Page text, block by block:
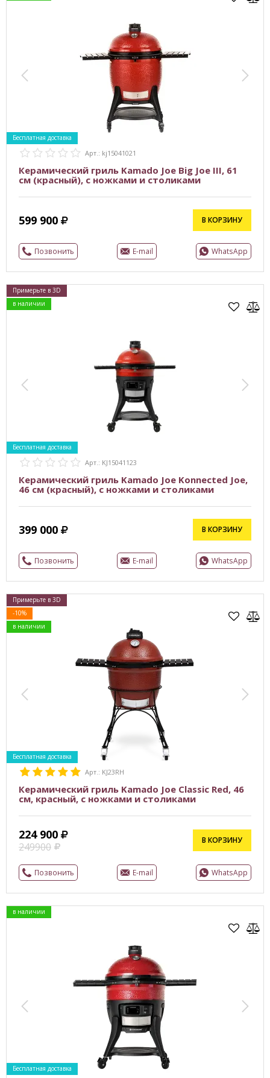
Бесплатная доставка
Арт.: kj15041021
Керамический гриль Kamado Joe Big Joe III, 61
см (красный), с ножками и столиками
599 900 В КОРЗИНУ
Позвонить E-mail WhatsApp
Примерьте в 3D
Бесплатная доставка
в наличии
Арт.: KJ15041123
Керамический гриль Kamado Joe Konnected Joe,
46 см (красный), с ножками и столиками
399 000 В КОРЗИНУ
Позвонить E-mail WhatsApp
Примерьте в 3D
Бесплатная доставка
-10%
в наличии
Арт.: KJ23RH
Керамический гриль Kamado Joe Classic Red, 46
см, красный, с ножками и столиками
224 900
249900
В КОРЗИНУ
Позвонить E-mail WhatsApp
Бесплатная доставка
в наличии